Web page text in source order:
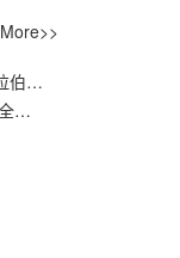
More>>
【世界杯小组赛H组】2026年06月27日 佛得角vs沙特阿拉伯 全场录像在线回放
【世界杯小组赛H组】2026年06月16日 西班牙vs佛得角 全场录像在线回放